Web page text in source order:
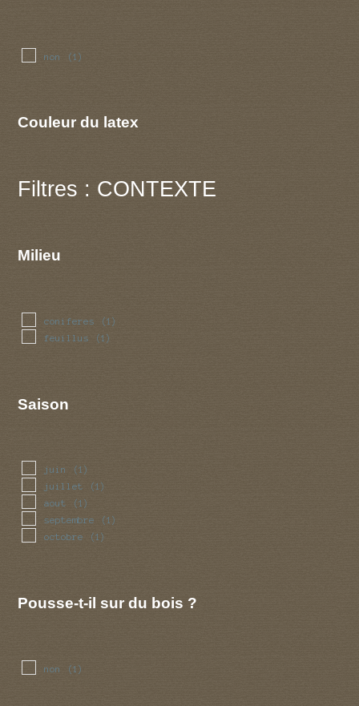
non (1)
Couleur du latex
Filtres : CONTEXTE
Milieu
coniferes (1)
feuillus (1)
Saison
juin (1)
juillet (1)
aout (1)
septembre (1)
octobre (1)
Pousse-t-il sur du bois ?
non (1)